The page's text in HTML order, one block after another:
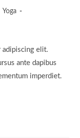
Yoga
adipiscing elit.
ante dapibus
imperdiet.